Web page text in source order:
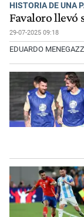
HISTORIA DE UNA
Favaloro llevó
29-07-2025 09:18
EDUARDO